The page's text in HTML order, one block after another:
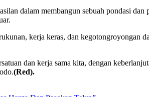
dalam membangun sebuah pondasi dan
kerja keras, dan kegotongroyongan
dan kerja sama kita, dengan
(Red).